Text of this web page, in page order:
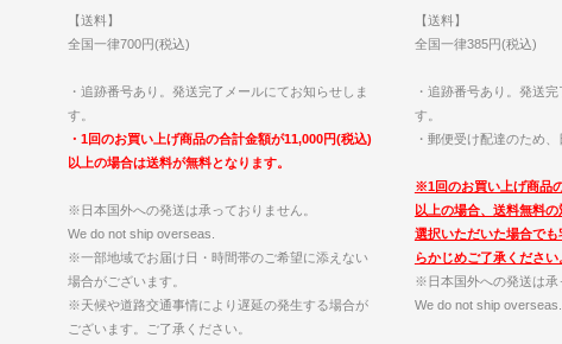
【送料】
全国一律700円(税込)
・追跡番号あり。発送完了メールにてお知らせしま
す。
・1回のお買い上げ商品の合計金額が11,000円(税込)
以上の場合は送料が無料となります。
※日本国外への発送は承っておりません。
We do not ship overseas.
※一部地域でお届け日・時間帯のご希望に添えない
場合がございます。
※天候や道路交通事情により遅延の発生する場合が
ございます。ご了承ください。
【送料】
全国一律385円(税込)
・追跡番号あり。発送
す。
・郵便受け配達のため、
※1回のお買い上げ商品
以上の場合、送料無料
選択いただいた場合で
らかじめご了承ください
※日本国外への発送は承
We do not ship overseas.